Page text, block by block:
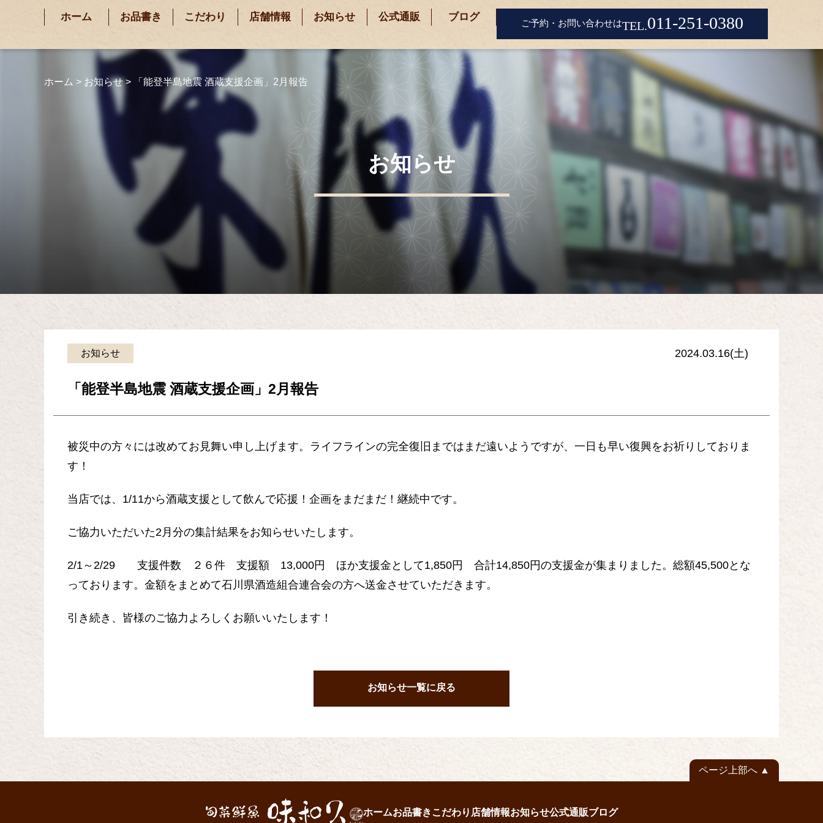
ホーム お品書き こだわり 店舗情報 お知らせ 公式通販 ブログ
ご予約・お問い合わせはTEL.011-251-0380
ホーム > お知らせ> 「能登半島地震 酒蔵支援企画」2月報告
お知らせ
お知らせ 2024.03.16(土)
「能登半島地震 酒蔵支援企画」2月報告
被災中の方々には改めてお見舞い申し上げます。ライフラインの完全復旧まではまだ遠いようですが、一日も早い復興をお祈りしておりま
す！
当店では、1/11から酒蔵支援として飲んで応援！企画をまだまだ！継続中です。
ご協力いただいた2月分の集計結果をお知らせいたします。
2/1～2/29 支援件数 ２６件 支援額 13,000円 ほか支援金として1,850円 合計14,850円の支援金が集まりました。総額45,500とな
っております。金額をまとめて石川県酒造組合連合会の方へ送金させていただきます。
引き続き、皆様のご協力よろしくお願いいたします！
お知らせ一覧に戻る
ページ上部へ
ホームお品書きこだわり 店舗情報お知らせ公式通販ブログ